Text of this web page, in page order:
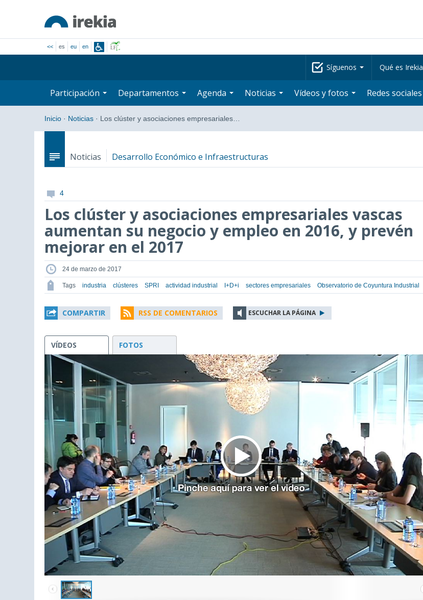
<< es eu en
Síguenos Qué es Irekia
Participación Departamentos Agenda Noticias Vídeos y fotos Redes sociales
Inicio · Noticias · Los clúster y asociaciones empresariales…
Noticias Desarrollo Económico e Infraestructuras
4
Los clúster y asociaciones empresariales vascas
aumentan su negocio y empleo en 2016, y prevén
mejorar en el 2017
24 de marzo de 2017
Tags industria clústeres SPRI actividad industrial I+D+i sectores empresariales Observatorio de Coyuntura Industrial
COMPARTIR RSS DE COMENTARIOS ESCUCHAR LA PÁGINA
VÍDEOS FOTOS
This
window.